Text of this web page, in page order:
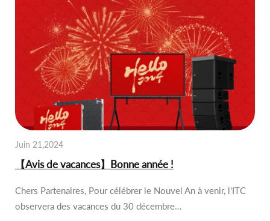
Juin 21,2024
【Avis de vacances】Bonne année !
Chers Partenaires, Pour célébrer le Nouvel An à venir, l'ITC
observera des vacances du 30 décembre…